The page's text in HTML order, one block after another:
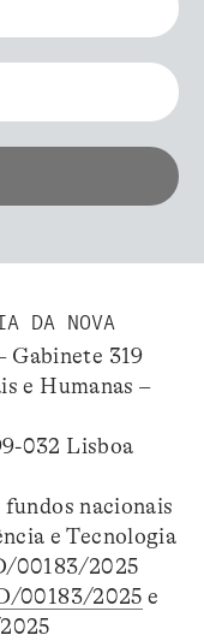
DA NOVA
Gabinete 319
e Humanas –
032 Lisboa
nacionais
e Tecnologia
00183/2025
00183/2025 e